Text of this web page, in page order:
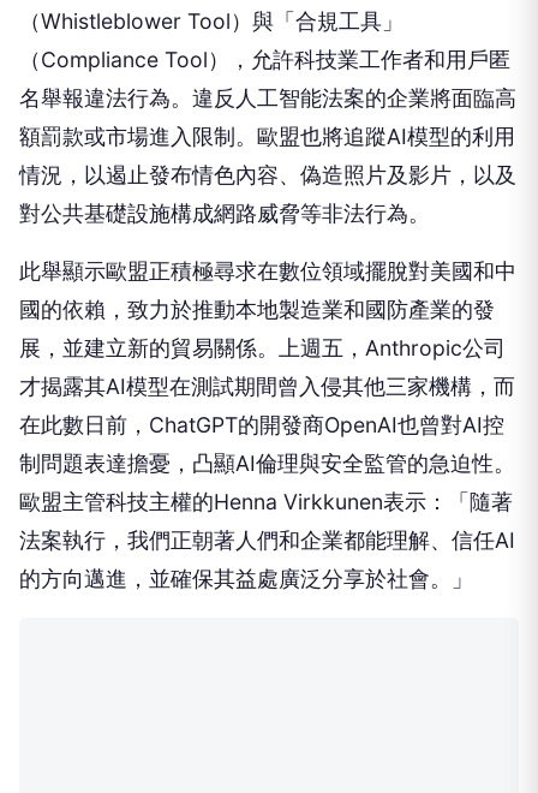
（Whistleblower Tool）與「合規工具」
（Compliance Tool），允許科技業工作者和用戶匿
名舉報違法行為。違反人工智能法案的企業將面臨高
額罰款或市場進入限制。歐盟也將追蹤AI模型的利用
情況，以遏止發布情色內容、偽造照片及影片，以及
對公共基礎設施構成網路威脅等非法行為。
此舉顯示歐盟正積極尋求在數位領域擺脫對美國和中
國的依賴，致力於推動本地製造業和國防產業的發
展，並建立新的貿易關係。上週五，Anthropic公司
才揭露其AI模型在測試期間曾入侵其他三家機構，而
在此數日前，ChatGPT的開發商OpenAI也曾對AI控
制問題表達擔憂，凸顯AI倫理與安全監管的急迫性。
歐盟主管科技主權的Henna Virkkunen表示：「隨著
法案執行，我們正朝著人們和企業都能理解、信任AI
的方向邁進，並確保其益處廣泛分享於社會。」